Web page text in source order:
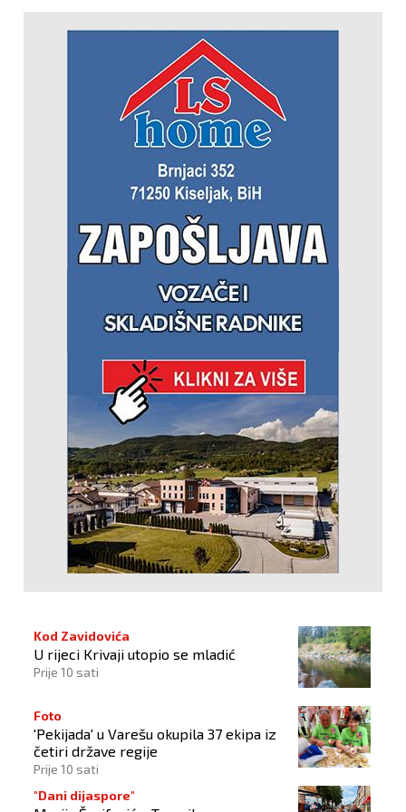
Kod Zavidovića
U rijeci Krivaji utopio se mladić
Prije 10 sati
Foto
'Pekijada' u Varešu okupila 37 ekipa iz
četiri države regije
Prije 10 sati
"Dani dijaspore"